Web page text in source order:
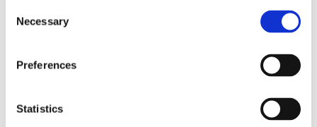
Selection
Necessary
Preferences
Statistics